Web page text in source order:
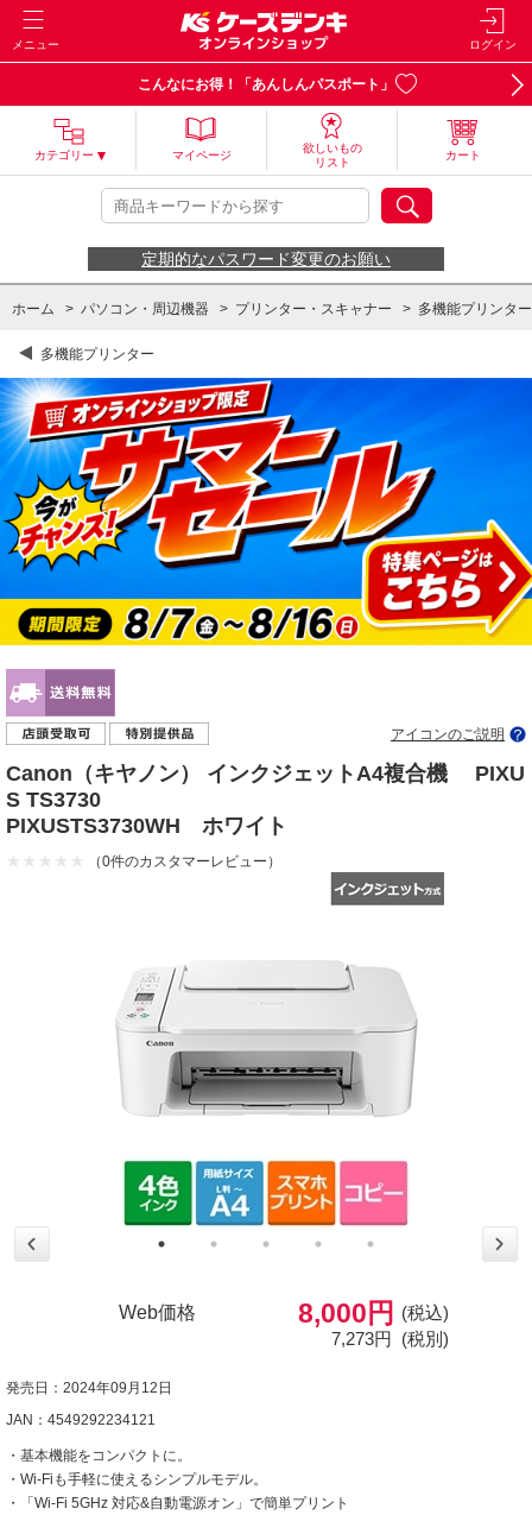
メニュー ログイン
こんなにお得！「あんしんパスポート」
カテゴリー マイページ
欲しいもの
リスト
カート
定期的なパスワード変更のお願い
ホーム > パソコン・周辺機器 > プリンター・スキャナー > 多機能プリンター
多機能プリンター
アイコンのご説明
Canon（キヤノン） インクジェットA4複合機 PIXU
S TS3730
PIXUSTS3730WH ホワイト
（0件のカスタマーレビュー）
Web価格 8,000円
(税込)
7,273円 (税別)
発売日：2024年09月12日
JAN：4549292234121
・基本機能をコンパクトに。
・Wi-Fiも手軽に使えるシンプルモデル。
・「Wi-Fi 5GHz 対応&自動電源オン」で簡単プリント